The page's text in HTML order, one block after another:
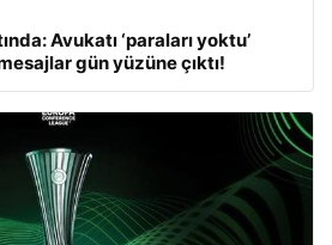
Avukatı ‘paraları yoktu’
gün yüzüne çıktı!